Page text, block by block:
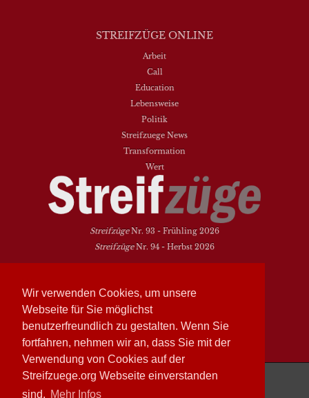
Wir verwenden Cookies, um unsere
Webseite für Sie möglichst
benutzerfreundlich zu gestalten. Wenn Sie
fortfahren, nehmen wir an, dass Sie mit der
Verwendung von Cookies auf der
Streifzuege.org Webseite einverstanden
sind. Mehr Infos
STREIFZÜGE ONLINE
Arbeit
Call
Education
Lebensweise
Politik
Streifzuege News
Transformation
Wert
StreifzügeNr. 93 - Frühling 2026
StreifzügeNr. 94 - Herbst 2026
Vielfalt heißt zwischen den Welten übersetzen
Dasein als Fortsein
Das Elend der Soziologie
Hymne. Kanon. Ohrwurm
Streifzüge läuft mitWordPress